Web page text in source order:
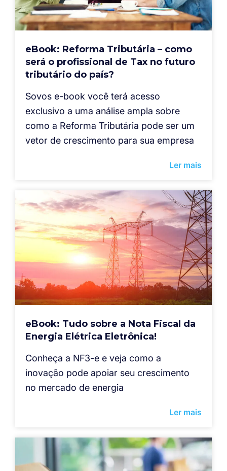
eBook: Reforma Tributária – como
será o profissional de Tax no futuro
tributário do país?
Sovos e-book você terá acesso
exclusivo a uma análise ampla sobre
como a Reforma Tributária pode ser um
vetor de crescimento para sua empresa
Ler mais
eBook: Tudo sobre a Nota Fiscal da
Energia Elétrica Eletrônica!
Conheça a NF3-e e veja como a
inovação pode apoiar seu crescimento
no mercado de energia
Ler mais